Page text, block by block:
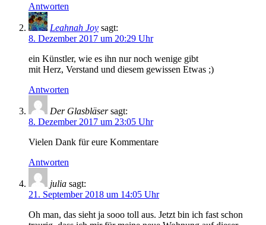
Antworten
Leahnah Joy sagt:
8. Dezember 2017 um 20:29 Uhr
ein Künstler, wie es ihn nur noch wenige gibt
mit Herz, Verstand und diesem gewissen Etwas ;)
Antworten
Der Glasbläser sagt:
8. Dezember 2017 um 23:05 Uhr
Vielen Dank für eure Kommentare
Antworten
julia sagt:
21. September 2018 um 14:05 Uhr
Oh man, das sieht ja sooo toll aus. Jetzt bin ich fast schon